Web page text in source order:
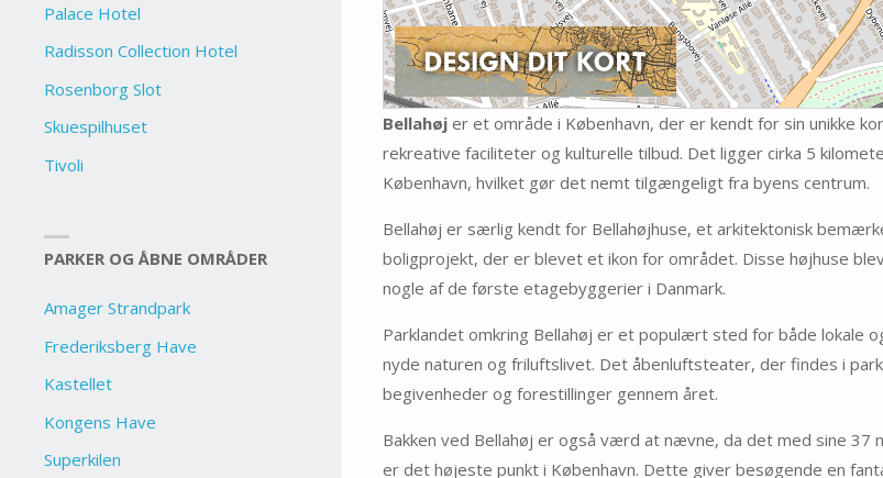
Bellahøjer et område i København, der er kendt for sin unikke
rekreative faciliteter og kulturelle tilbud. Det ligger cirka 5
København, hvilket gør det nemt tilgængeligt fra byens centrum.
Bellahøj er særlig kendt for Bellahøjhuse, et arkitektonisk
boligprojekt, der er blevet et ikon for området. Disse højhuse
nogle af de første etagebyggerier i Danmark.
Parklandet omkring Bellahøj er et populært sted for både lokale
nyde naturen og friluftslivet. Det åbenluftsteater, der findes i
begivenheder og forestillinger gennem året.
Bakken ved Bellahøj er også værd at nævne, da det med sine 37
er det højeste punkt i København. Dette giver besøgende en
Palace Hotel
Radisson Collection Hotel
Rosenborg Slot
Skuespilhuset
Tivoli
PARKER OG ÅBNE OMRÅDER
Amager Strandpark
Frederiksberg Have
Kastellet
Kongens Have
Superkilen